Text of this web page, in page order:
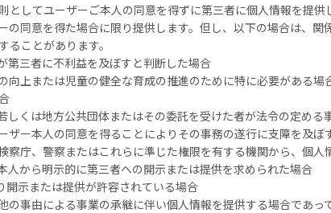
としてユーザーご本人の同意を得ずに第三者に個人情報を提
の同意を得た場合に限り提供します。但し、以下の場合は、
ることがあります。
第三者に不利益を及ぼすと判断した場合
向上または児童の健全な育成の推進のために特に必要がある
しくは地方公共団体またはその委託を受けた者が法令の定め
ザー本人の同意を得ることによりその事務の遂行に支障を及ぼ
察庁、警察またはこれらに準じた権限を有する機関から、個
人から明示的に第三者への開示または提供を求められた場合
開示または提供が許容されている場合
の事由による事業の承継に伴い個人情報を提供する場合であ